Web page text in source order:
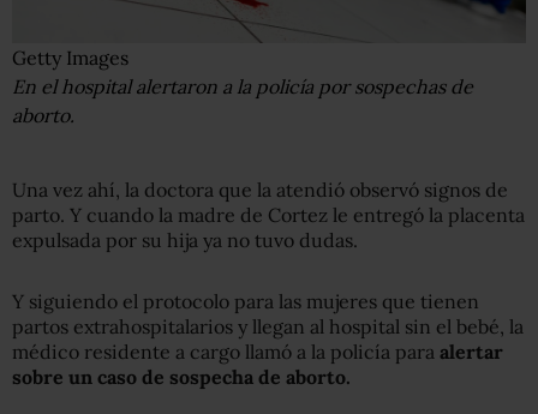
Getty Images
En el hospital alertaron a la policía por sospechas de
aborto.
Una vez ahí, la doctora que la atendió observó signos de
parto. Y cuando la madre de Cortez le entregó la placenta
expulsada por su hija ya no tuvo dudas.
Y siguiendo el protocolo para las mujeres que tienen
partos extrahospitalarios y llegan al hospital sin el bebé, la
médico residente a cargo llamó a la policía para alertar
sobre un caso de sospecha de aborto.